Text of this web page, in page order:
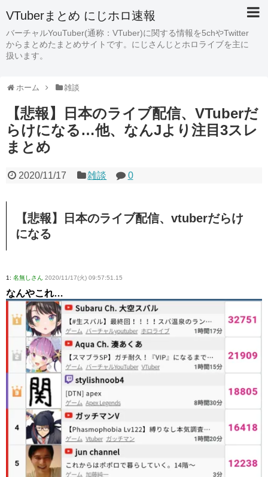
VTuberまとめ にじホロ速報
バーチャルYouTuber(通称：VTuber)に関する情報を5chやTwitter
からまとめたまとめサイトです。にじさんじとホロライブを主に
扱います。
ホーム 雑談
【悲報】日本のライブ配信、VTuberだ
らけになる…他、なんJより注目3スレ
まとめ
2020/11/17 雑談 0
【悲報】日本のライブ配信、vtuberだらけ
になる
1: 名無しさん 2020/11/17(火) 09:57:51.15
なんやこれ…